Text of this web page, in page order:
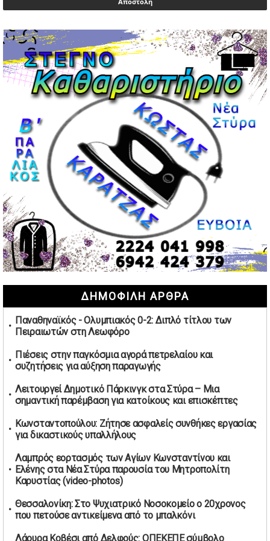
και Ολυμπιακού
02/05/2026 | 20:28
Περιστέρι: Ένταση μεταξύ ανηλίκων άφησε δύο
15χρονους τραυματίες
02/05/2026 | 18:56
Ηνωμένα Αραβικά Εμιράτα: Αίρουν τους περιορισμούς
στον εναέριο χώρο
02/05/2026 | 17:16
Η Αθηνά Λινού αφήνει ανοιχτό το ενδεχόμενο ένταξης
στον νέο πολιτικό φορέα Τσίπρα
02/05/2026 | 17:01
Αταμάν: Κανείς δεν έχει δικαίωμα να μιλά για τον πρόεδρο
και την οικογένειά του
02/05/2026 | 15:59
Μαρινάκης: Ο Ανδρουλάκης υπαναχώρησε στις
συμφωνίες για τις Ανεξάρτητες Αρχές
02/05/2026 | 09:36
Ψηφιακός έλεγχος στην αγορά: QR code για πωλήσεις
καπνικών και αλκοόλ σε 88.000 σημεία
02/05/2026 | 06:26
Καύσιμα αεροσκαφών: Διαβεβαιώσεις ΕΕ για επάρκεια
01/05/2026 | 19:54
Βελόπουλος: Κριτική σε πολιτικούς αρχηγούς για
δηλώσεις την Πρωτομαγιά
01/05/2026 | 19:33
Υπερβολική ταχύτητα στο Αλιβέρι οδήγησε σε σύλληψη
38χρονου οδηγού
01/05/2026 | 19:12
Υποψηφιότητες για τις εκλογές νέας διοίκησης του ΑΟ
Νέων Στύρων
01/05/2026 | 15:57
Τουρκία: Ένταση στις συγκεντρώσεις για την Πρωτομαγιά
– Πάνω από 350 συλλήψεις
ΔΗΜΟΦΙΛΗ ΑΡΘΡΑ
Παναθηναϊκός - Ολυμπιακός 0-2: Διπλό τίτλου των
Πειραιωτών στη Λεωφόρο
Πιέσεις στην παγκόσμια αγορά πετρελαίου και
συζητήσεις για αύξηση παραγωγής
Λειτουργεί Δημοτικό Πάρκινγκ στα Στύρα – Μια
σημαντική παρέμβαση για κατοίκους και επισκέπτες
Κωνσταντοπούλου: Ζήτησε ασφαλείς συνθήκες εργασίας
για δικαστικούς υπαλλήλους
Λαμπρός εορτασμός των Αγίων Κωνσταντίνου και
Ελένης στα Νέα Στύρα παρουσία του Μητροπολίτη
Καρυστίας (video-photos)
Θεσσαλονίκη: Στο Ψυχιατρικό Νοσοκομείο ο 20χρονος
που πετούσε αντικείμενα από το μπαλκόνι
Λάουρα Κοβέσι από Δελφούς: ΟΠΕΚΕΠΕ σύμβολο